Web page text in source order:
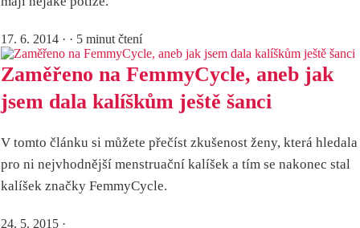
17. 6. 2014 · · 5 minut čtení
Zaměřeno na FemmyCycle, aneb jak
jsem dala kalíškům ještě šanci
V tomto článku si můžete přečíst zkušenost ženy, která hledala
pro ni nejvhodnější menstruační kalíšek a tím se nakonec stal
kalíšek značky FemmyCycle.
24. 5. 2015 ·